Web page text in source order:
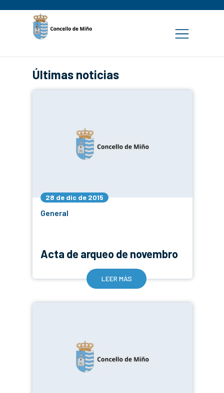
Últimas noticias
28 de dic de 2015
General
Acta de arqueo de novembro
LEER MÁS